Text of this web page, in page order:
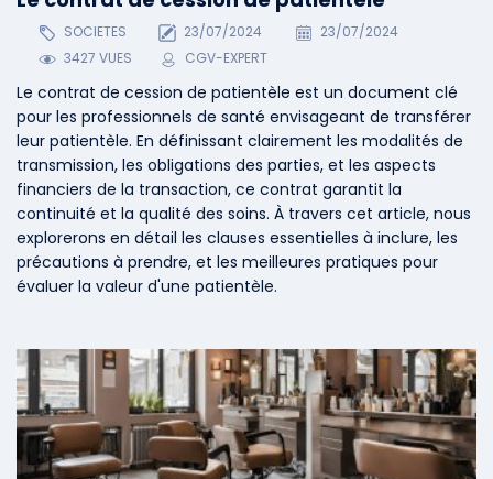
SOCIETES 23/07/2024
23/07/2024
3427 VUES
CGV-EXPERT
Le contrat de cession de patientèle est un document clé
pour les professionnels de santé envisageant de transférer
leur patientèle. En définissant clairement les modalités de
transmission, les obligations des parties, et les aspects
financiers de la transaction, ce contrat garantit la
continuité et la qualité des soins. À travers cet article, nous
explorerons en détail les clauses essentielles à inclure, les
précautions à prendre, et les meilleures pratiques pour
évaluer la valeur d'une patientèle.